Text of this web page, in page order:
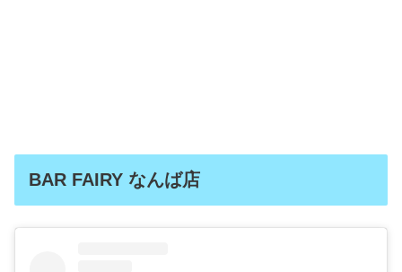
BAR FAIRY なんば店